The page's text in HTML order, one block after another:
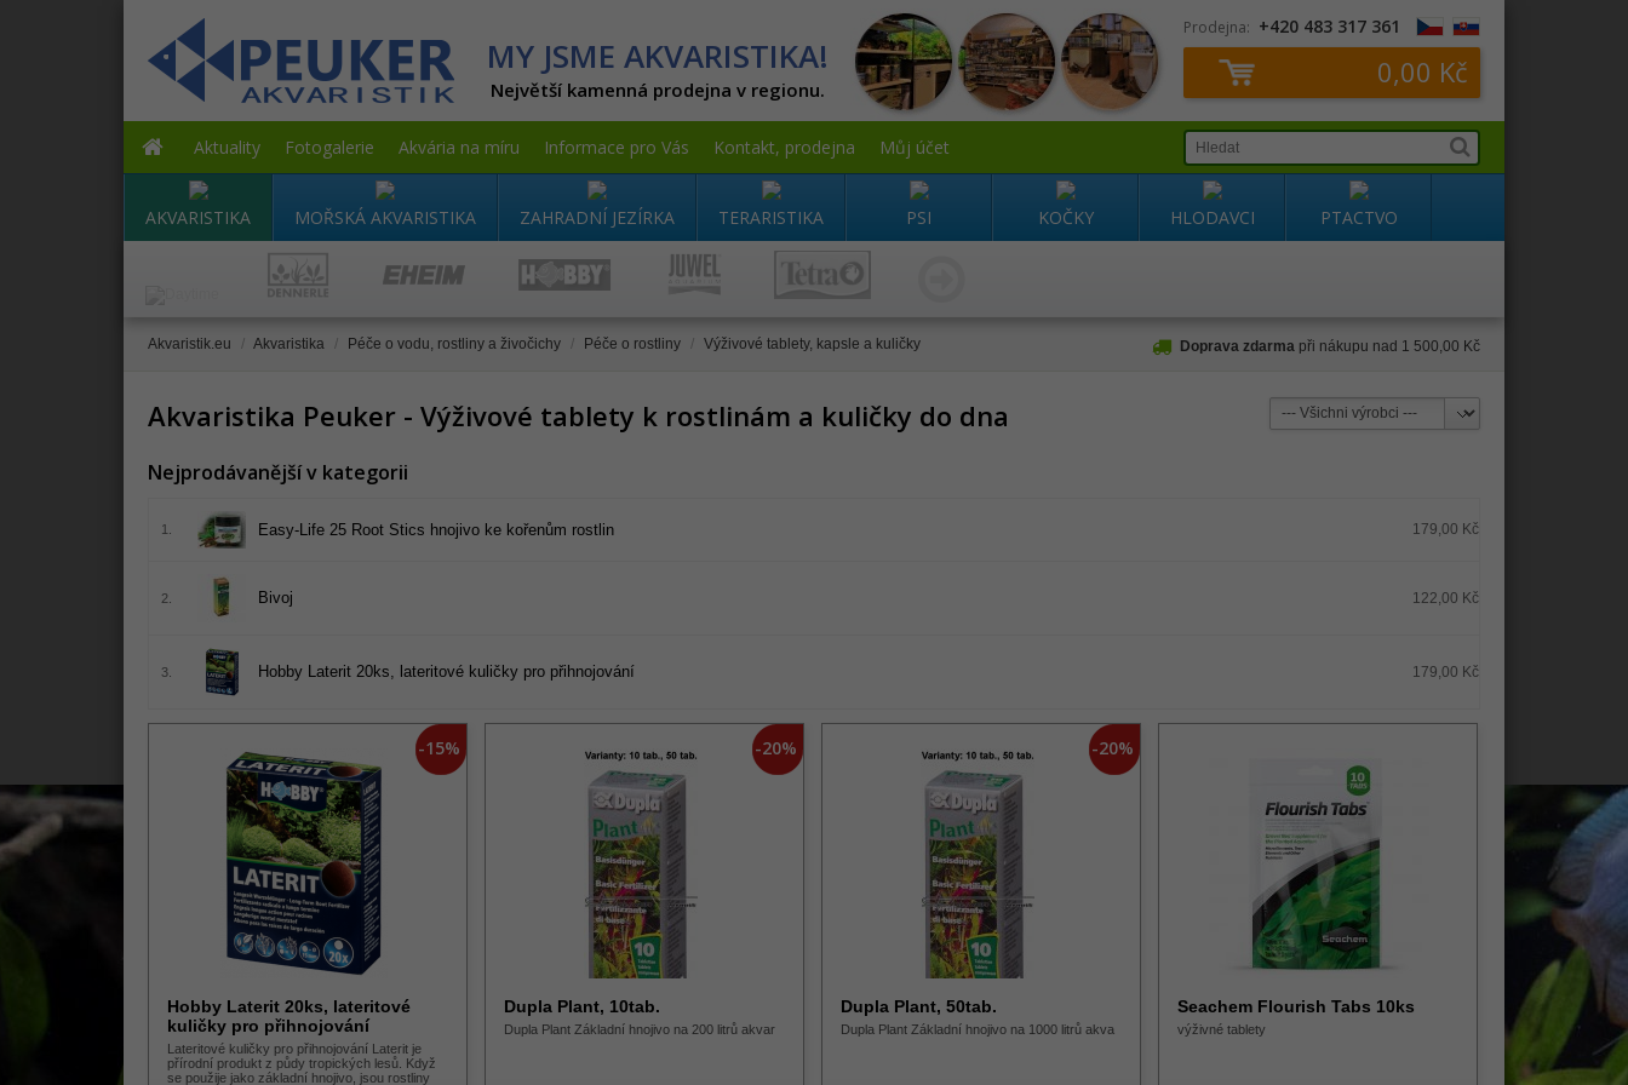
MY JSME AKVARISTIKA!
Největší kamenná prodejna v regionu.
Prodejna: +420 483 317 361
0,00 Kč
Aktuality Fotogalerie Akvária na míru Informace pro Vás Kontakt, prodejna Můj účet
AKVARISTIKA MOŘSKÁ AKVARISTIKA ZAHRADNÍ JEZÍRKA TERARISTIKA PSI KOČKY HLODAVCI PTACTVO
Doprava zdarma při nákupu nad 1 500,00 Kč
Akvaristik.eu / Akvaristika / Péče o vodu, rostliny a živočichy / Péče o rostliny / Výživové tablety, kapsle a kuličky
Akvaristika Peuker - Výživové tablety k rostlinám a kuličky do dna
Nejprodávanější v kategorii
1. Easy-Life 25 Root Stics hnojivo ke kořenům rostlin 179,00 Kč
2. Bivoj 122,00 Kč
3. Hobby Laterit 20ks, lateritové kuličky pro přihnojování 179,00 Kč
-15%
Hobby Laterit 20ks, lateritové
kuličky pro přihnojování
Lateritové kuličky pro přihnojování Laterit je
přírodní produkt z půdy tropických lesů. Když
se použije jako základní hnojivo, jsou rostliny
-20%
Dupla Plant, 10tab.
Dupla Plant Základní hnojivo na 200 litrů akvar
-20%
Dupla Plant, 50tab.
Dupla Plant Základní hnojivo na 1000 litrů akva
Seachem Flourish Tabs 10ks
výživné tablety